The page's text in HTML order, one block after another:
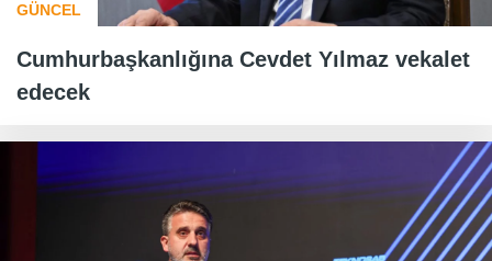
GÜNCEL
Cumhurbaşkanlığına Cevdet Yılmaz vekalet
edecek